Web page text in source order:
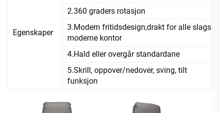
Egenskaper
2.360 graders rotasjon
3.Modern fritidsdesign,drakt for alle slags
moderne kontor
4.Hald eller overgår standardane
5.Skrill, oppover/nedover, sving, tilt
funksjon